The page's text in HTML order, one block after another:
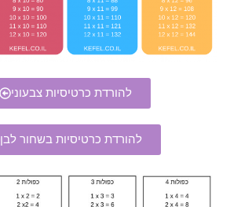
להורדת כרטיסיות צבעוני
להורדת כרטיסיות בשחור לבן